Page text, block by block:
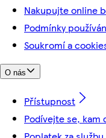
Nakupujte online
Podmínky
Soukromí a
O nás
Přístupnost
Podívejte se, kam